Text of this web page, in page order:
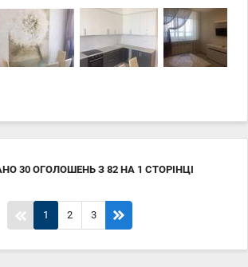
30 ОГОЛОШЕНЬ З 82 НА 1 СТОРІНЦІ
1 2 3